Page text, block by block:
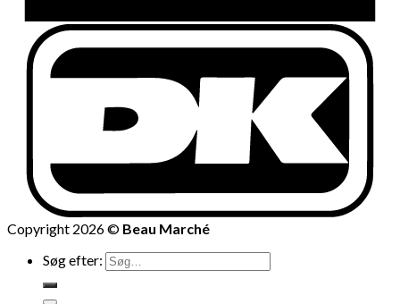
Copyright 2026 © Beau Marché
Søg efter: